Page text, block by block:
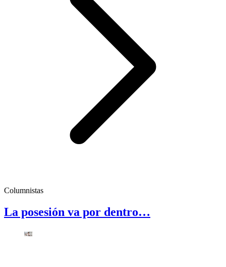
Columnistas
La posesión va por dentro…